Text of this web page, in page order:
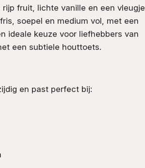
fruit, lichte vanille en een vleugje
soepel en medium vol, met een
ideale keuze voor liefhebbers van
een subtiele houttoets.
en past perfect bij: